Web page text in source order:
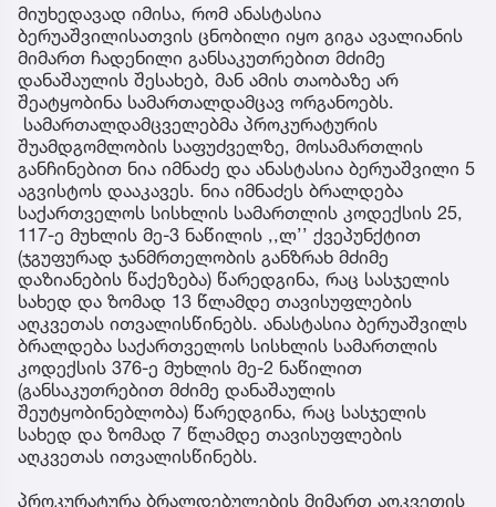
მიუხედავად იმისა, რომ ანასტასია
ბერუაშვილისათვის ცნობილი იყო გიგა ავალიანის
მიმართ ჩადენილი განსაკუთრებით მძიმე
დანაშაულის შესახებ, მან ამის თაობაზე არ
შეატყობინა სამართალდამცავ ორგანოებს.
სამართალდამცველებმა პროკურატურის
შუამდგომლობის საფუძველზე, მოსამართლის
განჩინებით ნია იმნაძე და ანასტასია ბერუაშვილი 5
აგვისტოს დააკავეს. ნია იმნაძეს ბრალდება
საქართველოს სისხლის სამართლის კოდექსის 25,
117-ე მუხლის მე-3 ნაწილის ,,ლ’’ ქვეპუნქტით
(ჯგუფურად ჯანმრთელობის განზრახ მძიმე
დაზიანების წაქეზება) წარედგინა, რაც სასჯელის
სახედ და ზომად 13 წლამდე თავისუფლების
აღკვეთას ითვალისწინებს. ანასტასია ბერუაშვილს
ბრალდება საქართველოს სისხლის სამართლის
კოდექსის 376-ე მუხლის მე-2 ნაწილით
(განსაკუთრებით მძიმე დანაშაულის
შეუტყობინებლობა) წარედგინა, რაც სასჯელის
სახედ და ზომად 7 წლამდე თავისუფლების
აღკვეთას ითვალისწინებს.
პროკურატურა ბრალდებულების მიმართ აღკვეთის